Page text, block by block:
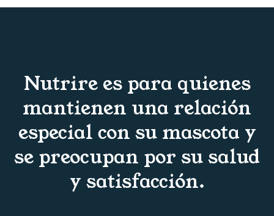
Nutrire es para quienes
mantienen una relación
especial con su mascota y
se preocupan por su salud
y satisfacción.